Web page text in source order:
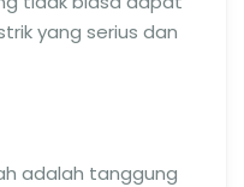
yang serius dan
adalah tanggung